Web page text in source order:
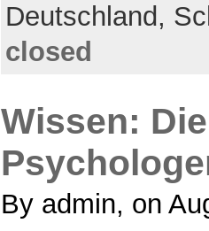
Deutschland,
closed
Wissen:
By admin, on